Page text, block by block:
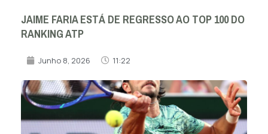
JAIME FARIA ESTÁ DE REGRESSO AO TOP 100 DO
RANKING ATP
Junho 8, 2026 11:22